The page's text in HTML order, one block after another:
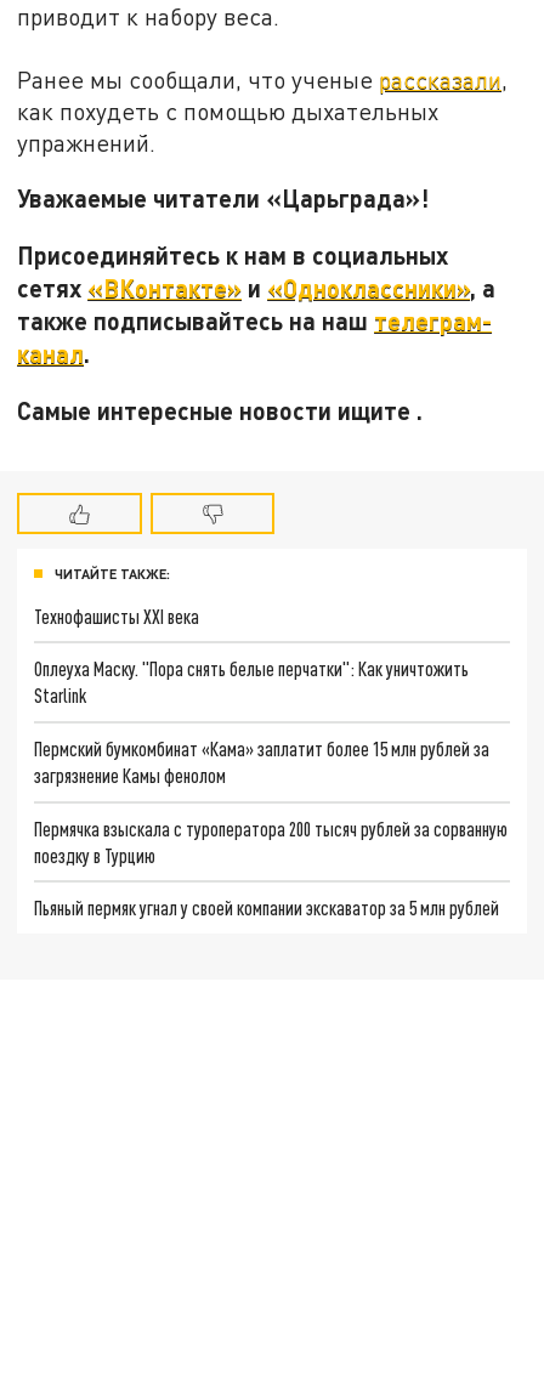
приводит к набору веса.
Ранее мы сообщали, что ученые рассказали,
как похудеть с помощью дыхательных
упражнений.
Уважаемые читатели «Царьграда»!
Присоединяйтесь к нам в социальных
сетях «ВКонтакте» и «Одноклассники», а
также подписывайтесь на наш телеграм-
канал.
Самые интересные новости ищите .
ЧИТАЙТЕ ТАКЖЕ:
Технофашисты XXI века
Оплеуха Маску. "Пора снять белые перчатки": Как уничтожить
Starlink
Пермский бумкомбинат «Кама» заплатит более 15 млн рублей за
загрязнение Камы фенолом
Пермячка взыскала с туроператора 200 тысяч рублей за сорванную
поездку в Турцию
Пьяный пермяк угнал у своей компании экскаватор за 5 млн рублей